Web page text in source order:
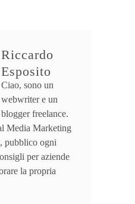
Riccardo
Esposito
Ciao, sono un
webwriter e un
blogger freelance.
Media Marketing
pubblico ogni
per aziende
la propria